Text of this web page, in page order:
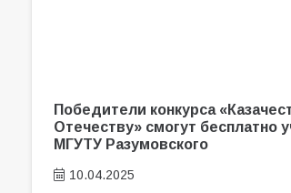
Победители конкурса
Отечеству» смогут бесплатно
МГУТУ Разумовского
10.04.2025